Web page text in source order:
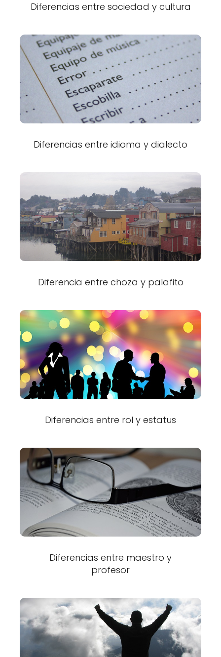
Diferencias entre sociedad y cultura
Diferencias entre idioma y dialecto
Diferencia entre choza y palafito
Diferencias entre rol y estatus
Diferencias entre maestro y
profesor